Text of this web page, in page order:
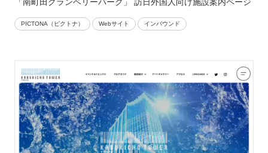
PICTONA（ピクトナ） Webサイト インバウンド